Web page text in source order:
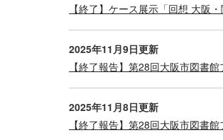
【終了】ケース展示「回想 大阪
2025年11月9日更新
【終了報告】第28回大阪市図
2025年11月8日更新
【終了報告】第28回大阪市図書